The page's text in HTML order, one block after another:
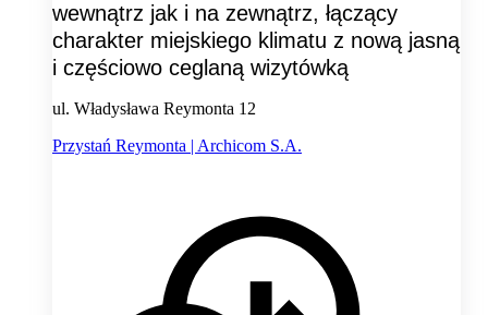
wewnątrz jak i na zewnątrz, łączący
charakter miejskiego klimatu z nową jasną
i częściowo ceglaną wizytówką
ul. Władysława Reymonta 12
Przystań Reymonta | Archicom S.A.